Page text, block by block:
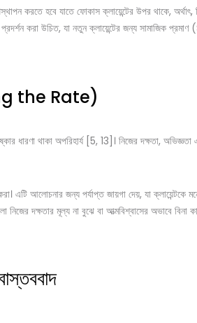
করতে হবে যাতে ফোকাস ক্লায়েন্টের উপর থাকে,
প্রদর্শন করা উচিত, যা নতুন ক্লায়েন্টের জন্য সামাজিক
the Rate)
ধারণা থাকা অপরিহার্য [5, 13]। নিজের দক্ষতা,
এটি আলোচনার জন্য পর্যাপ্ত জায়গা দেয়, যা ক্লায়েন্টকে
দক্ষতার মূল্য না বুঝে বা আত্মবিশ্বাসের অভাবে বিনা